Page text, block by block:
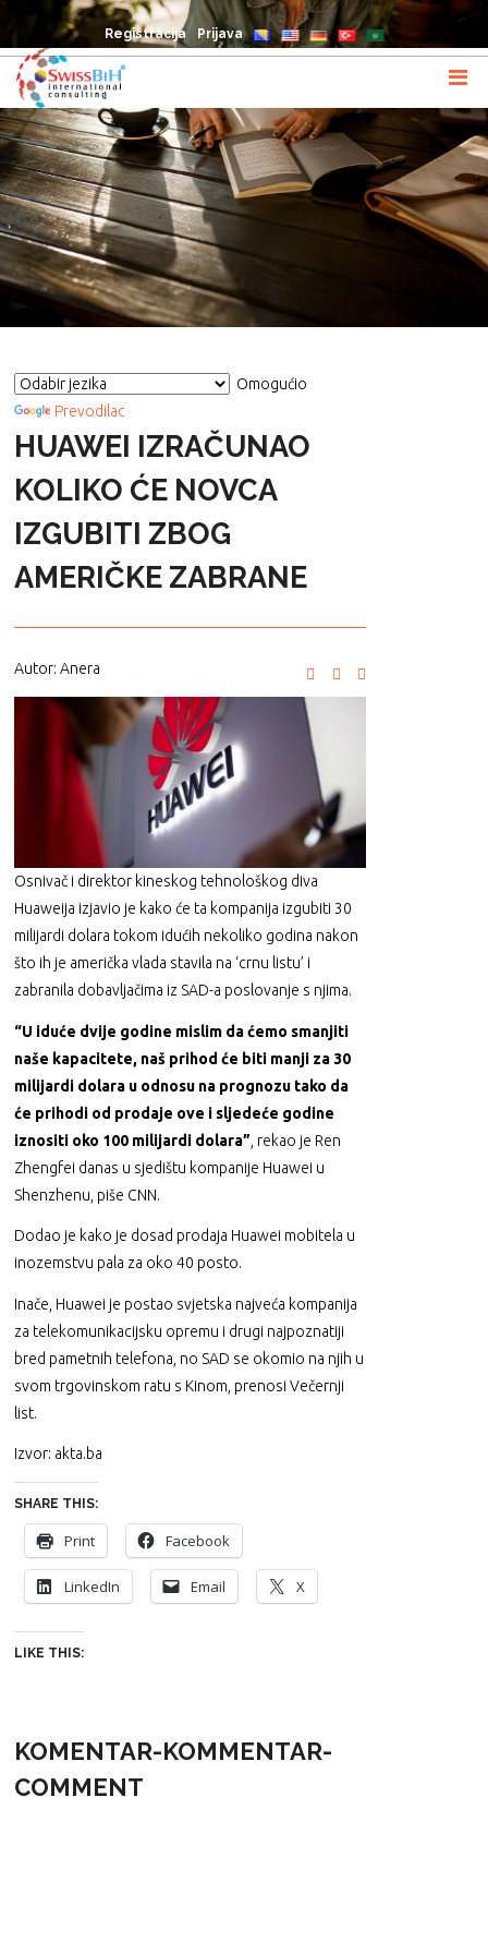
Registracija Prijava
Omogućio
Prevodilac
HUAWEI IZRAČUNAO
KOLIKO ĆE NOVCA
IZGUBITI ZBOG
AMERIČKE ZABRANE
Autor: Anera
Osnivač i direktor kineskog tehnološkog diva
Huaweija izjavio je kako će ta kompanija izgubiti 30
milijardi dolara tokom idućih nekoliko godina nakon
što ih je američka vlada stavila na ‘crnu listu’ i
zabranila dobavljačima iz SAD-a poslovanje s njima.
“U iduće dvije godine mislim da ćemo smanjiti
naše kapacitete, naš prihod će biti manji za 30
milijardi dolara u odnosu na prognozu tako da
će prihodi od prodaje ove i sljedeće godine
iznositi oko 100 milijardi dolara” , rekao je Ren
Zhengfei danas u sjedištu kompanije Huawei u
Shenzhenu, piše CNN.
Dodao je kako je dosad prodaja Huawei mobitela u
inozemstvu pala za oko 40 posto.
Inače, Huawei je postao svjetska najveća kompanija
za telekomunikacijsku opremu i drugi najpoznatiji
bred pametnih telefona, no SAD se okomio na njih u
svom trgovinskom ratu s Kinom, prenosi Večernji
list.
Izvor: akta.ba
SHARE THIS:
Print Facebook
LinkedIn Email X
LIKE THIS:
KOMENTAR-KOMMENTAR-
COMMENT